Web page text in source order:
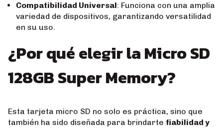
Compatibilidad Universal: Funciona con una amplia
variedad de dispositivos, garantizando versatilidad
en su uso.
¿Por qué elegir la Micro SD
128GB Super Memory?
Esta tarjeta micro SD no solo es práctica, sino que
también ha sido diseñada para brindarte fiabilidad y